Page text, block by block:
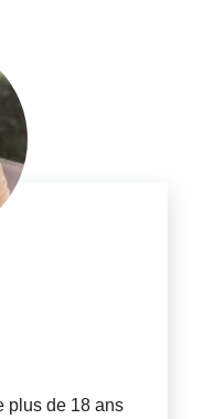
plus de 18 ans